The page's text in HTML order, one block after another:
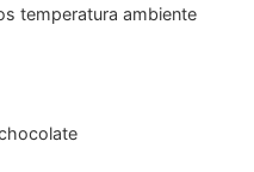
temperatura ambiente